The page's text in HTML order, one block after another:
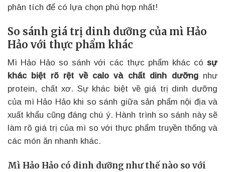
phân tích để có lựa chọn phù hợp nhất!
So sánh giá trị dinh dưỡng của mì Hảo
Hảo với thực phẩm khác
Mì Hảo Hảo so sánh với các thực phẩm khác có sự
khác biệt rõ rệt về calo và chất dinh dưỡngnhư
protein, chất xơ. Sự khác biệt về giá trị dinh dưỡng
của mì Hảo Hảo khi so sánh giữa sản phẩm nội địa và
xuất khẩu cũng đáng chú ý. Hành trình so sánh này sẽ
làm rõ giá trị của mì so với thực phẩm truyền thống và
các món ăn nhanh khác.
Mì Hảo Hảo có dinh dưỡng như thế nào so với